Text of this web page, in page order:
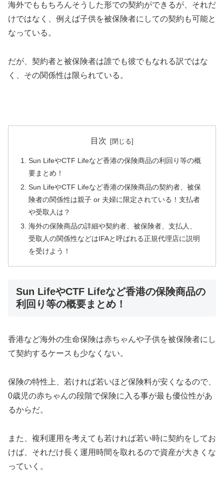
海外でももちろんそうした形での契約ができるが、それだ
けではなく、例えば子供を被保険者にしての契約も可能と
なっている。
だが、契約者と被保険者は誰でも彼でもなれる訳ではな
く、その関係性は限られている。
目次
Sun LifeやCTF Lifeなど香港の保険商品の利回り等の概
要まとめ！
Sun LifeやCTF Lifeなど香港の保険商品の契約者、被保
険者の関係性は親子 or 夫婦に限定されている！支払者
や受取人は？
海外の保険商品の詳細や契約者、被保険者、支払人、
受取人の関係性などはIFAと呼ばれる正規代理店に説明
を受けよう！
Sun LifeやCTF Lifeなど香港の保険商品の
利回り等の概要まとめ！
香港など海外の生命保険は赤ちゃんや子供を被保険者にし
て契約するケースも少なくない。
保険の特性上、若ければ若いほど保険料が安くなるので、
0歳児の赤ちゃんの段階で保険に入る事が最も優位性があ
るからだ。
また、複利運用を考えても若ければ若い時に契約をしてお
けば、それだけ長く運用時間を取れるので資産が大きくな
っていく。